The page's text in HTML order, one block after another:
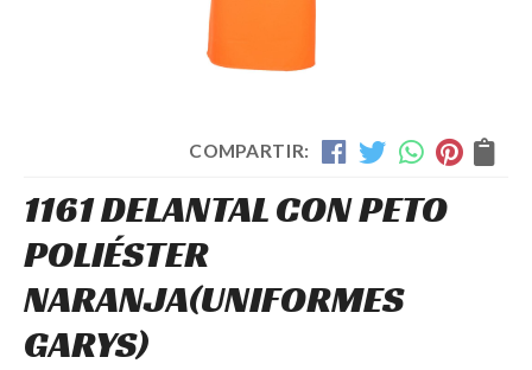
COMPARTIR:
1161 DELANTAL CON PETO
POLIÉSTER
NARANJA(UNIFORMES
GARYS)